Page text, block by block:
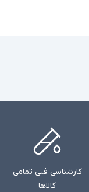
کارشناسی فنی تمامی
کالاها